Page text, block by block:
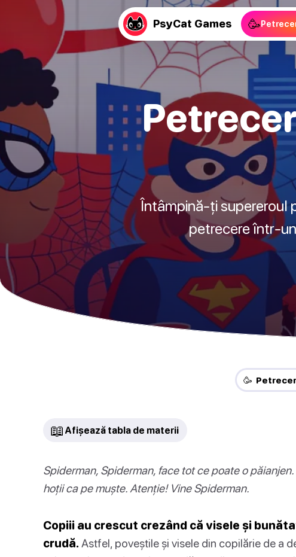
PsyCat Games 🥳
Întâmpină-ți supereroul
petrecere într-
🥳
📖 Afișează tabla de materii
Spiderman, Spiderman, face tot ce poate o
hoții ca pe muște. Atenție! Vine Spiderman.
Copiii au crescut crezând că visele și
crudă. Astfel, poveștile și visele din copilărie de a